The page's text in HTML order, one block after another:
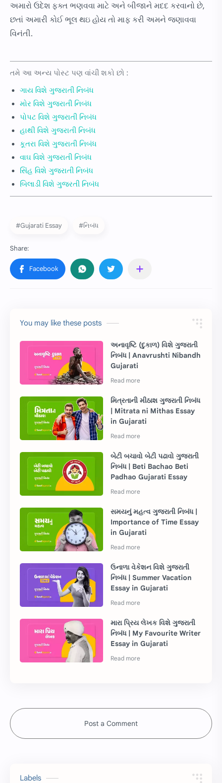
અમારો ઉદેશ ફક્ત ભણવવા માટે અને બીજાને મદદ કરવાનો છે,
છતાં અમારી કોઈ ભૂલ થઇ હોય તો માફ કરી અમને જણાવવા
વિનંતી.
તમે આ અન્ય પોસ્ટ પણ વાંચી શકો છો :
ગાય વિશે ગુજરાતી નિબંધ
મોર વિશે ગુજરાતી નિબંધ
પોપટ વિશે ગુજરાતી નિબંધ
હાથી વિશે ગુજરાતી નિબંધ
કૂતરા વિશે ગુજરાતી નિબંધ
વાઘ વિશે ગુજરાતી નિબંધ
સિંહ વિશે ગુજરાતી નિબંધ
બિલાડી વિશે ગુજરતી નિબંધ
#Gujarati Essay #નિબંધ
You may like these posts
અનાવૃષ્ટિ (દુકાળ) વિશે ગુજરાતી
નિબંધ | Anavrushti Nibandh
Gujarati
મિત્રતાની મીઠાશ ગુજરાતી નિબંધ
| Mitrata ni Mithas Essay
in Gujarati
બેટી બચાવો બેટી પઢાવો ગુજરાતી
નિબંધ | Beti Bachao Beti
Padhao Gujarati Essay
સમયનું મહત્વ ગુજરાતી નિબંધ |
Importance of Time Essay
in Gujarati
ઉનાળા વેકેશન વિશે ગુજરાતી
નિબંધ | Summer Vacation
Essay in Gujarati
મારા પ્રિય લેખક વિશે ગુજરાતી
નિબંધ | My Favourite Writer
Essay in Gujarati
Post a Comment
Labels